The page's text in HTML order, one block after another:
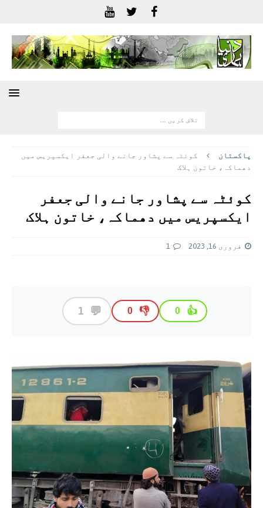
پاکستان
کوئٹہ سے پشاور جانے والی جعفر ایکسپریس میں
دھماکہ، خاتون ہلاک
کوئٹہ سے پشاور جانے والی جعفر
ایکسپریس میں دھماکہ، خاتون ہلاک
فروری 16, 2023 1
👍
0
👎
0
💬
1